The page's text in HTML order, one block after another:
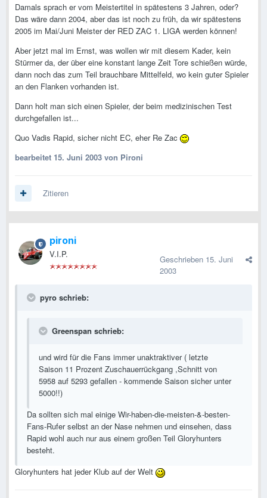
Damals sprach er vom Meistertitel in spätestens 3 Jahren, oder?
Das wäre dann 2004, aber das ist noch zu früh, da wir spätestens
2005 im Mai/Juni Meister der RED ZAC 1. LIGA werden können!
Aber jetzt mal im Ernst, was wollen wir mit diesem Kader, kein
Stürmer da, der über eine konstant lange Zeit Tore schießen würde,
dann noch das zum Teil brauchbare Mittelfeld, wo kein guter Spieler
an den Flanken vorhanden ist.
Dann holt man sich einen Spieler, der beim medizinischen Test
durchgefallen ist...
Quo Vadis Rapid, sicher nicht EC, eher Re Zac
bearbeitet 15. Juni 2003 von Pironi
Zitieren
pironi
V.I.P. Geschrieben 15. Juni
2003
pyro schrieb:
Greenspan schrieb:
und wird für die Fans immer unaktraktiver ( letzte
Saison 11 Prozent Zuschauerrückgang ,Schnitt von
5958 auf 5293 gefallen - kommende Saison sicher unter
5000!!)
Da sollten sich mal einige Wir-haben-die-meisten-&-besten-
Fans-Rufer selbst an der Nase nehmen und einsehen, dass
Rapid wohl auch nur aus einem großen Teil Gloryhunters
besteht.
Gloryhunters hat jeder Klub auf der Welt